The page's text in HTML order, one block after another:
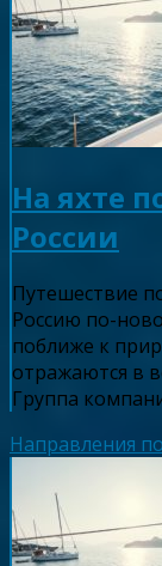
На яхте
России
Путешествие
Россию по-
поближе к
отражаются в
Группа
Направления